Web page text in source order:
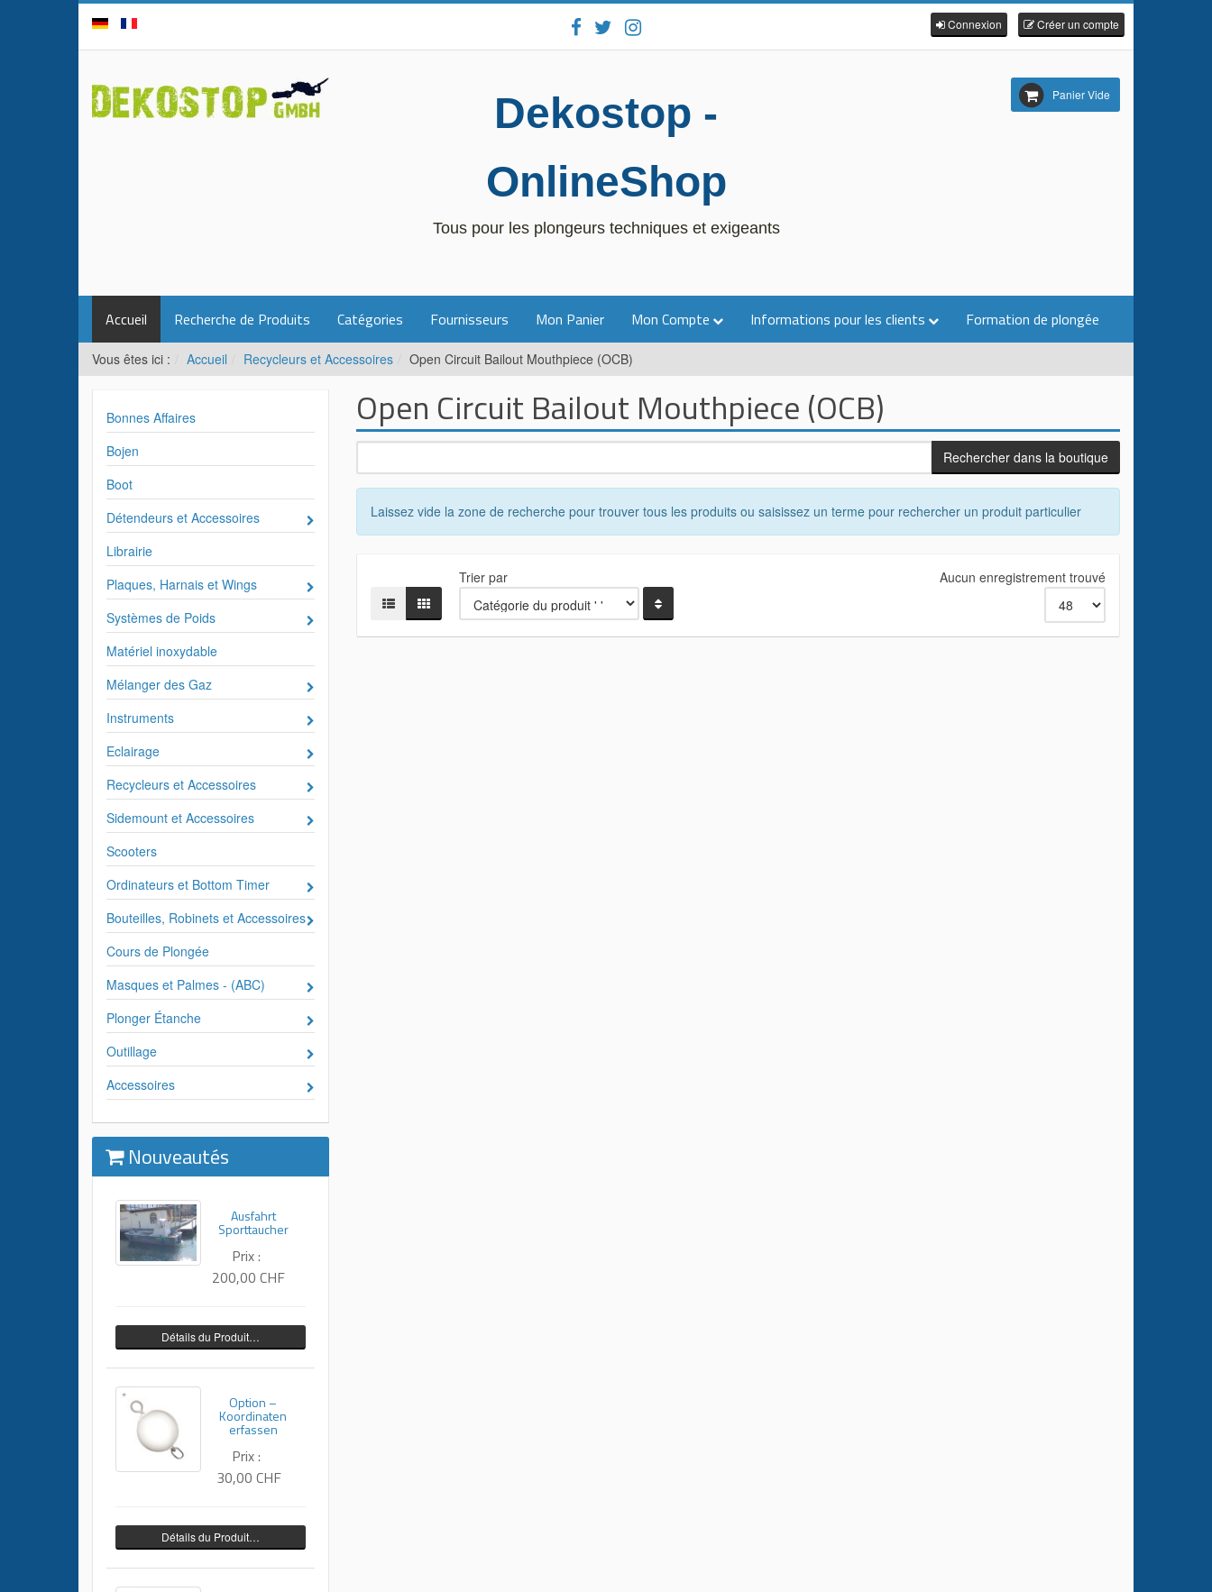
Connexion Créer un compte
Dekostop -
OnlineShop
Tous pour les plongeurs techniques et exigeants
Panier Vide
Accueil Recherche de Produits Catégories Fournisseurs Mon Panier Mon Compte Informations pour les clients Formation de plongée
Vous êtes ici : Accueil Recycleurs et Accessoires Open Circuit Bailout Mouthpiece (OCB)
Open Circuit Bailout Mouthpiece (OCB)
Laissez vide la zone de recherche pour trouver tous les produits ou saisissez un terme pour rechercher un produit particulier
Trier par Aucun enregistrement trouvé
Bonnes Affaires
Bojen
Boot
Détendeurs et Accessoires
Librairie
Plaques, Harnais et Wings
Systèmes de Poids
Matériel inoxydable
Mélanger des Gaz
Instruments
Eclairage
Recycleurs et Accessoires
Sidemount et Accessoires
Scooters
Ordinateurs et Bottom Timer
Bouteilles, Robinets et Accessoires
Cours de Plongée
Masques et Palmes - (ABC)
Plonger Étanche
Outillage
Accessoires
Nouveautés
Ausfahrt
Sporttaucher
Prix :
200,00 CHF
Détails du Produit…
Option –
Koordinaten
erfassen
Prix :
30,00 CHF
Détails du Produit…